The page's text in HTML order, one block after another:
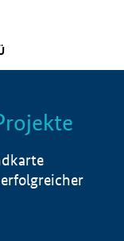
Info